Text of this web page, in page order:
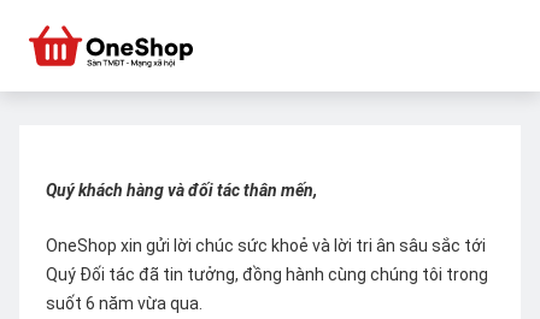
Quý khách hàng và đối tác thân mến,
OneShop xin gửi lời chúc sức khoẻ và lời tri ân sâu sắc tới
Quý Đối tác đã tin tưởng, đồng hành cùng chúng tôi trong
suốt 6 năm vừa qua.